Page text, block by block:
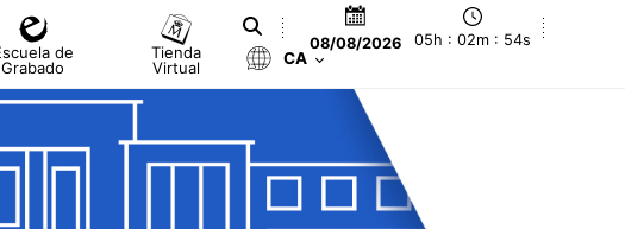
de
Grabado
Tienda
Virtual
08/08/2026 05h : 02m : 55s
CA